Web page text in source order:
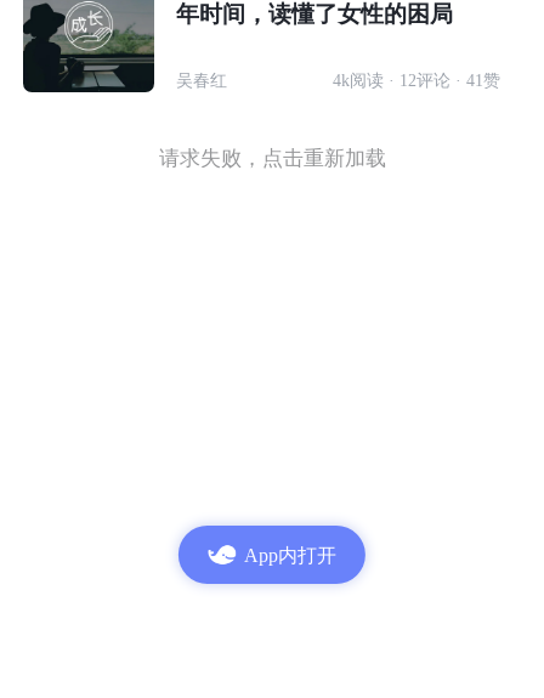
年时间，读懂了女性的困局
吴春红 4k阅读 · 12评论 · 41赞
请求失败，点击重新加载
App内打开